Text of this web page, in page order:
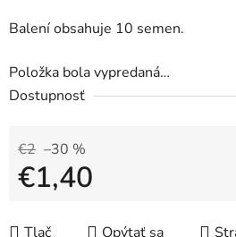
Balení obsahuje 10 semen.
Položka bola vypredaná…
Dostupnosť
€2 –30 %
€1,40
Tlač
Opýtať sa